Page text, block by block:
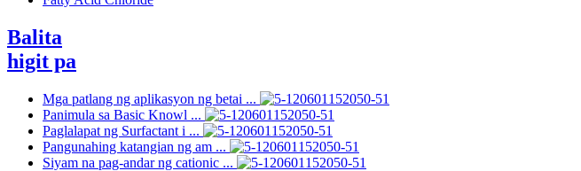
Balita
higit pa
Mga patlang ng aplikasyon ng betai ...
Panimula sa Basic Knowl ...
Paglalapat ng Surfactant i ...
Pangunahing katangian ng am ...
Siyam na pag-andar ng cationic ...